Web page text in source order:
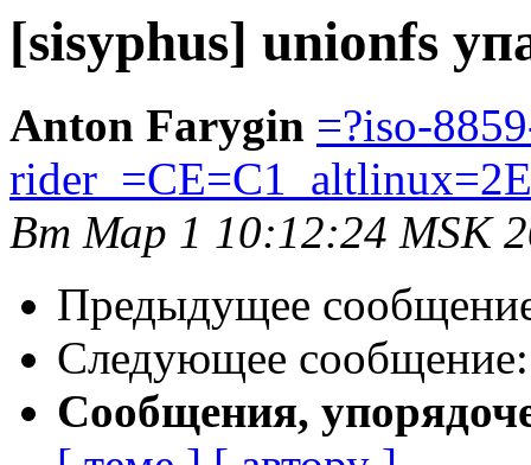
[sisyphus] unionfs
Anton Farygin =?iso-
Вт Мар 1 10:12:24 MSK
Предыдущее
Следующее
Сообщения,